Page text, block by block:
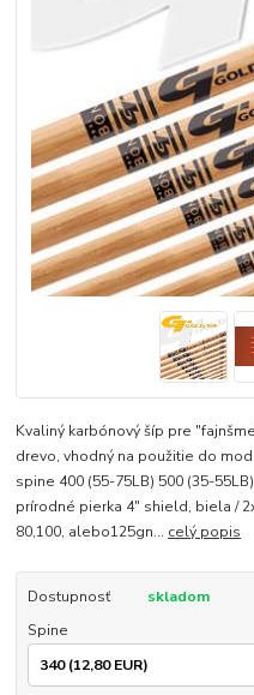
Kvaliný karbónový šíp pre
drevo, vhodný na použitie do
spine 400 (55-75LB) 500 (35-
prírodné pierka 4" shield, biela /
80,100, alebo125gn... celý popis
Dostupnosť
skladom
Spine